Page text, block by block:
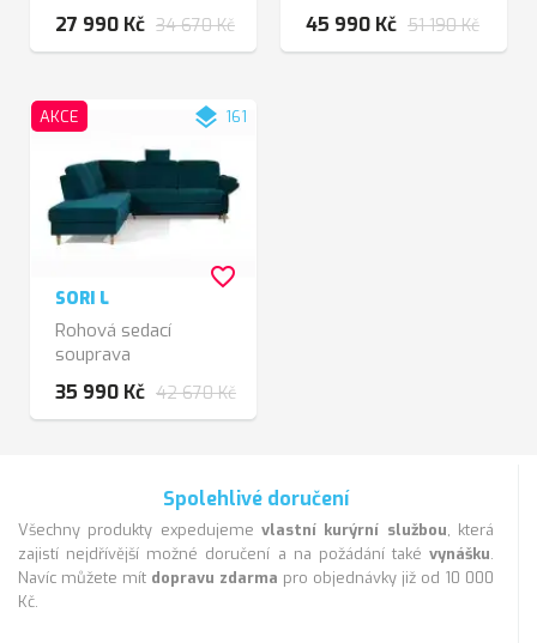
27 990 Kč 34 670 Kč 45 990 Kč 51 190 Kč
AKCE layers 161
SORI L
Rohová sedací
souprava
35 990 Kč 42 670 Kč
favorite_border
Spolehlivé doručení
Všechny produkty expedujeme vlastní kurýrní službou, která
zajistí nejdřívější možné doručení a na požádání také vynášku.
Navíc můžete mít dopravu zdarma pro objednávky již od 10 000
Kč.